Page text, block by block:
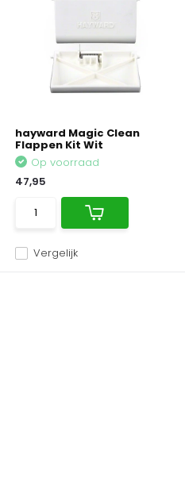
hayward Magic Clean
Flappen Kit Wit
Vergelijk
Op voorraad
47,95